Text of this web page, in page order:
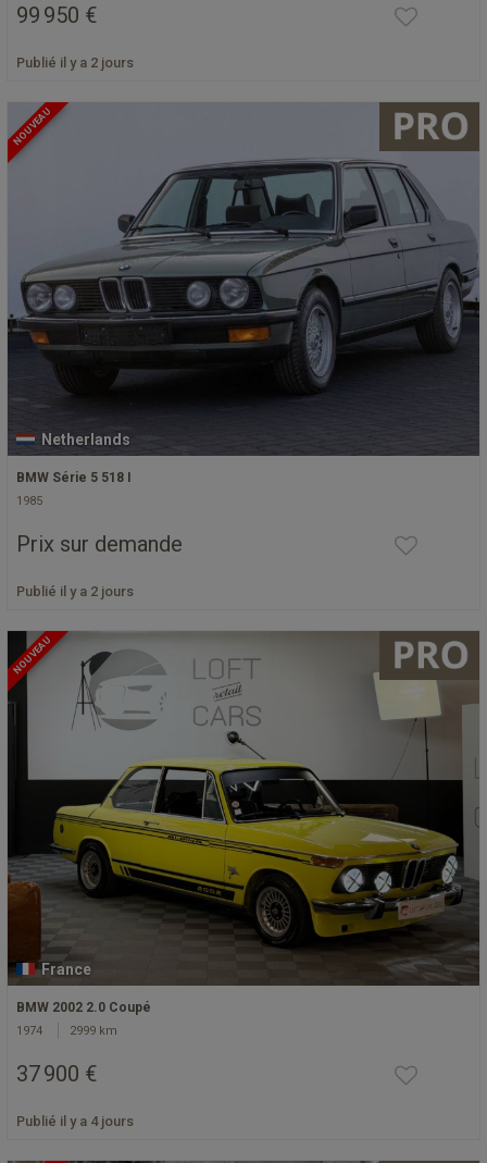
99 950 €
Publié il y a 2 jours
NOUVEAU
Netherlands
BMW Série 5 518 I
1985
Prix sur demande
Publié il y a 2 jours
NOUVEAU
France
BMW 2002 2.0 Coupé
1974 2999 km
37 900 €
Publié il y a 4 jours